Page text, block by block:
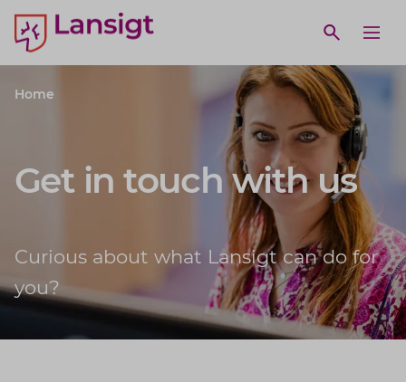
Lansigt Accountants logo
Open
search website
Home
Get in touch with us
Curious about what Lansigt can do for
you?